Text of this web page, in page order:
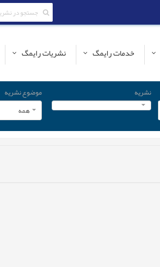
خدمات رایمگ نشریات رایمگ
نشریه
موضوع نشریه
همه